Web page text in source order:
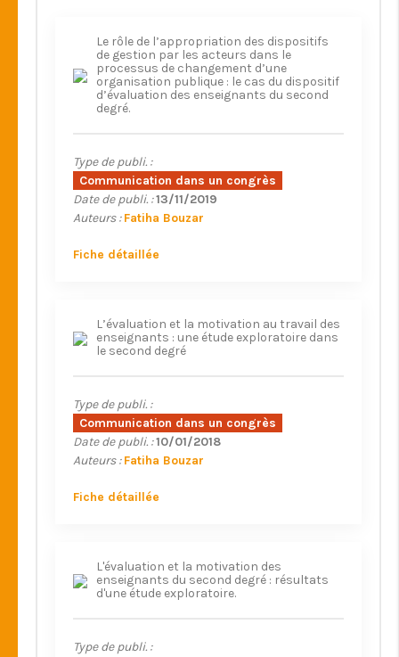
Le rôle de l’appropriation des dispositifs
de gestion par les acteurs dans le
processus de changement d’une
organisation publique : le cas du dispositif
d’évaluation des enseignants du second
degré.
Type de publi. :
Communication dans un congrès
Date de publi. :13/11/2019
Auteurs : Fatiha Bouzar
Fiche détaillée
L’évaluation et la motivation au travail des
enseignants : une étude exploratoire dans
le second degré
Type de publi. :
Communication dans un congrès
Date de publi. :10/01/2018
Auteurs : Fatiha Bouzar
Fiche détaillée
L'évaluation et la motivation des
enseignants du second degré : résultats
d'une étude exploratoire.
Type de publi. :